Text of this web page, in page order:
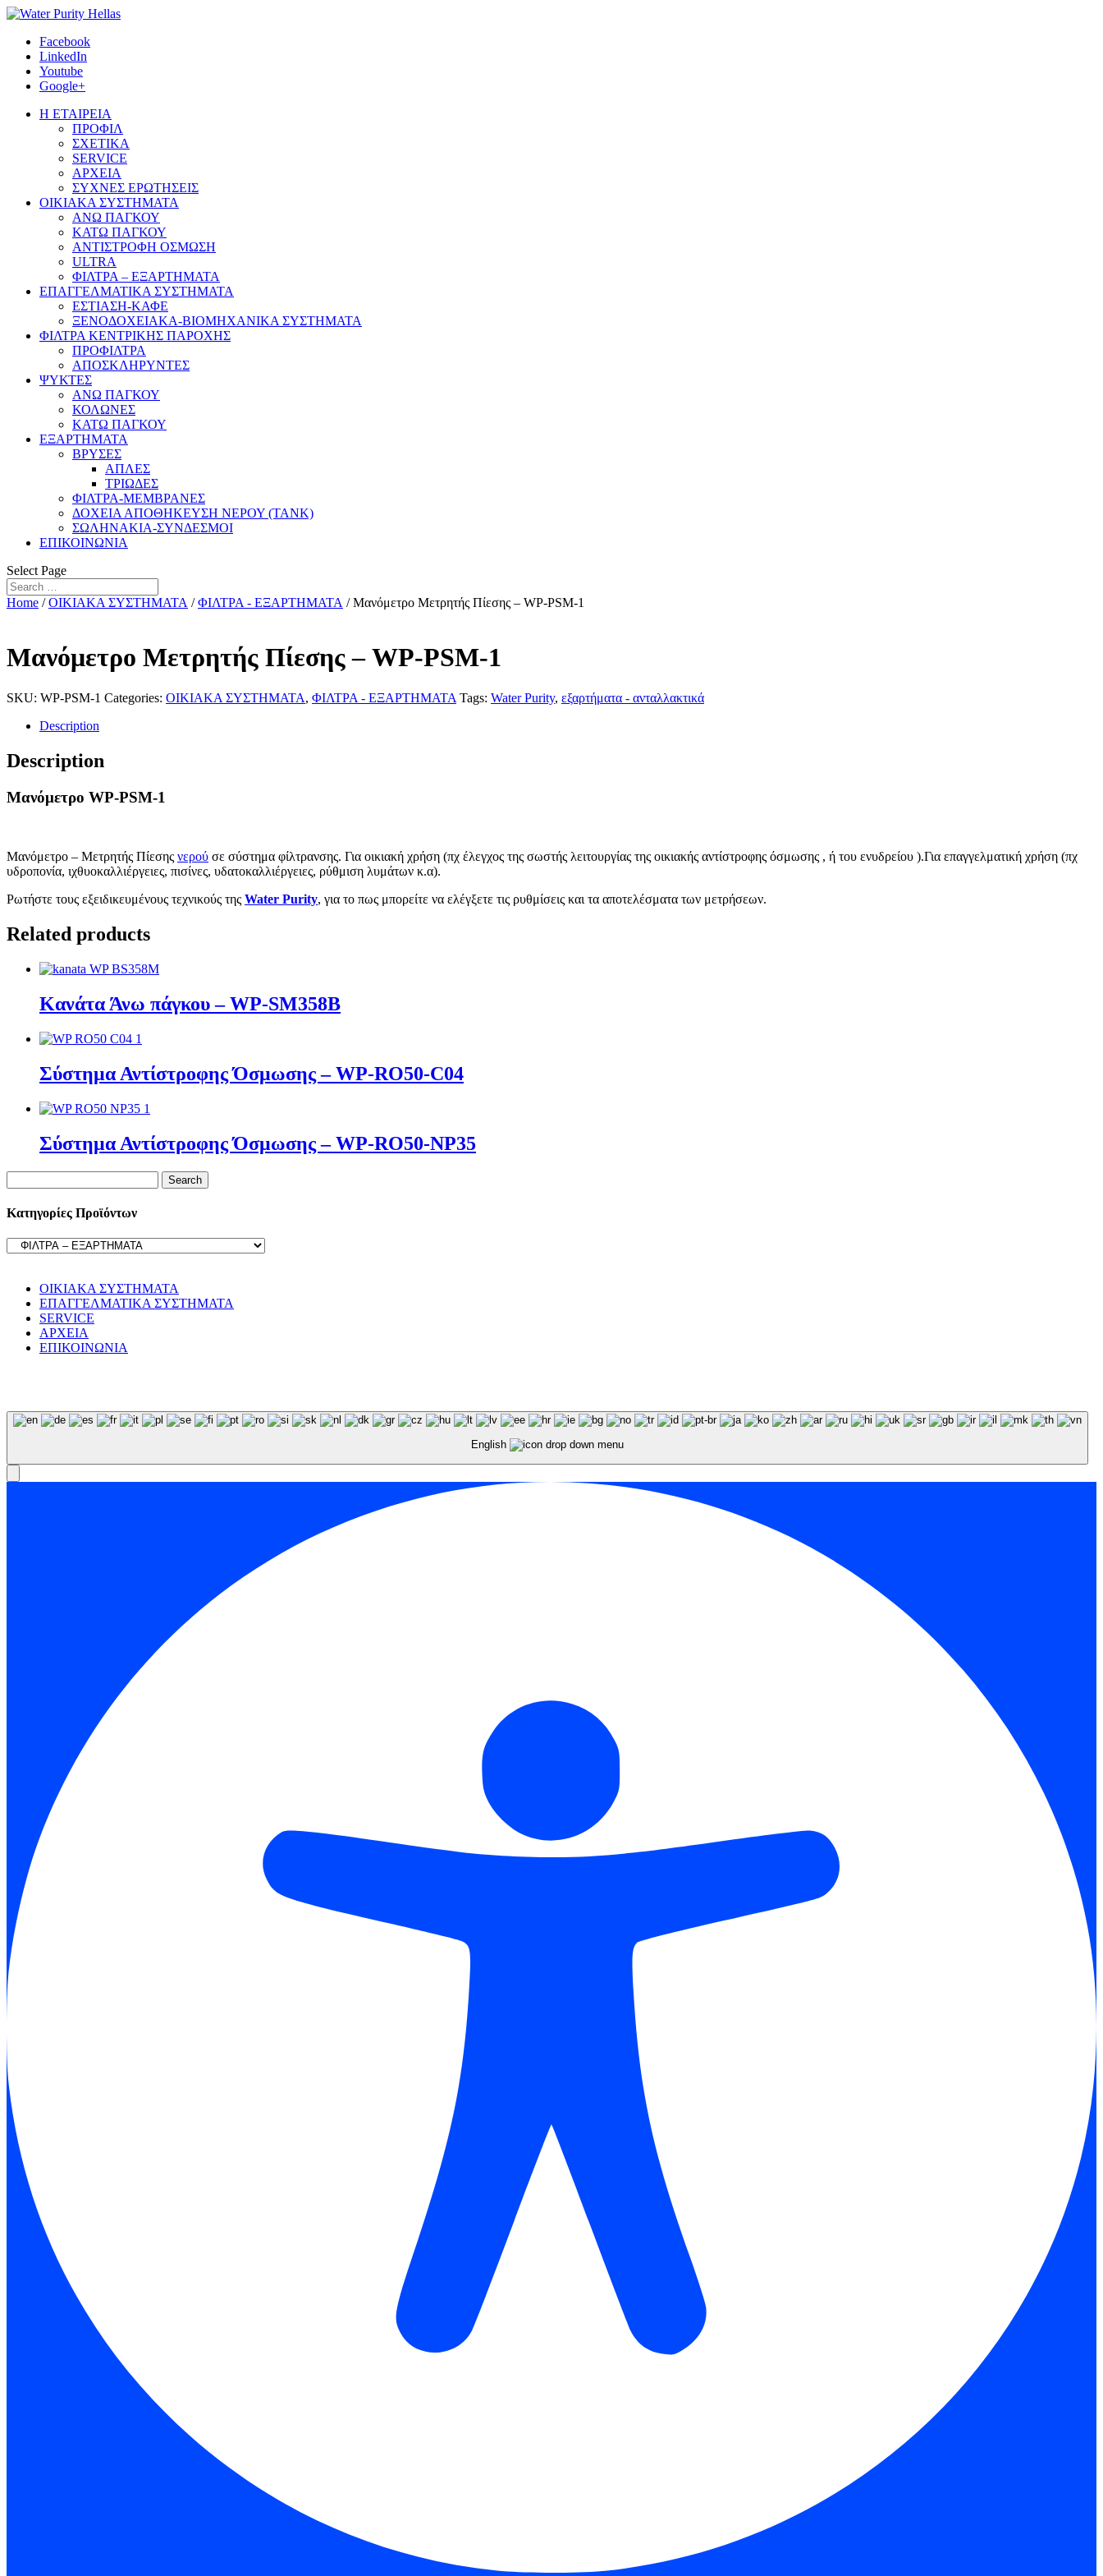
Facebook
LinkedIn
Youtube
Google+
Η ΕΤΑΙΡΕΙΑ
ΠΡΟΦΙΛ
ΣΧΕΤΙΚΑ
SERVICE
ΑΡΧΕΙΑ
ΣΥΧΝΕΣ ΕΡΩΤΗΣΕΙΣ
ΟΙΚΙΑΚΑ ΣΥΣΤΗΜΑΤΑ
ΑΝΩ ΠΑΓΚΟΥ
ΚΑΤΩ ΠΑΓΚΟΥ
ΑΝΤΙΣΤΡΟΦΗ ΟΣΜΩΣΗ
ULTRA
ΦΙΛΤΡΑ – ΕΞΑΡΤΗΜΑΤΑ
ΕΠΑΓΓΕΛΜΑΤΙΚΑ ΣΥΣΤΗΜΑΤΑ
ΕΣΤΙΑΣΗ-ΚΑΦΕ
ΞΕΝΟΔΟΧΕΙΑΚΑ-ΒΙΟΜΗΧΑΝΙΚΑ ΣΥΣΤΗΜΑΤΑ
ΦΙΛΤΡΑ ΚΕΝΤΡΙΚΗΣ ΠΑΡΟΧΗΣ
ΠΡΟΦΙΛΤΡΑ
ΑΠΟΣΚΛΗΡΥΝΤΕΣ
ΨΥΚΤΕΣ
ΑΝΩ ΠΑΓΚΟΥ
ΚΟΛΩΝΕΣ
ΚΑΤΩ ΠΑΓΚΟΥ
ΕΞΑΡΤΗΜΑΤΑ
ΒΡΥΣΕΣ
ΑΠΛΕΣ
ΤΡΙΩΔΕΣ
ΦΙΛΤΡΑ-ΜΕΜΒΡΑΝΕΣ
ΔΟΧΕΙΑ ΑΠΟΘΗΚΕΥΣΗ ΝΕΡΟΥ (TANK)
ΣΩΛΗΝΑΚΙΑ-ΣΥΝΔΕΣΜΟΙ
ΕΠΙΚΟΙΝΩΝΙΑ
Select Page
Home /ΟΙΚΙΑΚΑ ΣΥΣΤΗΜΑΤΑ /ΦΙΛΤΡΑ - ΕΞΑΡΤΗΜΑΤΑ / Μανόμετρο Μετρητής Πίεσης – WP-PSM-1
Μανόμετρο Μετρητής Πίεσης – WP-PSM-1
SKU: WP-PSM-1 Categories: ΟΙΚΙΑΚΑ ΣΥΣΤΗΜΑΤΑ, ΦΙΛΤΡΑ - ΕΞΑΡΤΗΜΑΤΑ Tags: Water Purity, εξαρτήματα - ανταλλακτικά
Description
Description
Μανόμετρο WP-PSM-1
Μανόμετρο – Μετρητής Πίεσης νερού σε σύστημα φίλτρανσης. Για οικιακή χρήση (πχ έλεγχος της σωστής λειτουργίας της οικιακής αντίστροφης όσμωσης , ή του ενυδρείου ).Για επαγγελματική χρήση (πχ
υδροπονία, ιχθυοκαλλιέργειες, πισίνες, υδατοκαλλιέργειες, ρύθμιση λυμάτων κ.α).
Ρωτήστε τους εξειδικευμένους τεχνικούς της Water Purity, για το πως μπορείτε να ελέγξετε τις ρυθμίσεις και τα αποτελέσματα των μετρήσεων.
Related products
Κανάτα Άνω πάγκου – WP-SM358B
Σύστημα Αντίστροφης Όσμωσης – WP-RO50-C04
Σύστημα Αντίστροφης Όσμωσης – WP-RO50-NP35
for:
Κατηγορίες Προϊόντων
ΟΙΚΙΑΚΑ ΣΥΣΤΗΜΑΤΑ
ΕΠΑΓΓΕΛΜΑΤΙΚΑ ΣΥΣΤΗΜΑΤΑ
SERVICE
ΑΡΧΕΙΑ
ΕΠΙΚΟΙΝΩΝΙΑ
English